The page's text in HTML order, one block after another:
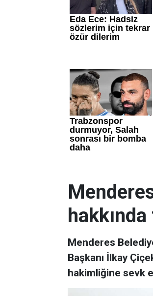
Menderes
Başkanı İlkay
hakimliğine sevk